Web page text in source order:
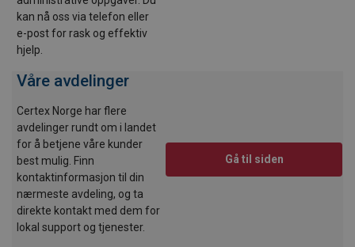
kan nå oss via telefon eller
e-post for rask og effektiv
hjelp.
Våre avdelinger
Certex Norge har flere
avdelinger rundt om i landet
for å betjene våre kunder
best mulig. Finn
kontaktinformasjon til din
nærmeste avdeling, og ta
direkte kontakt med dem for
lokal support og tjenester.
Gå til siden